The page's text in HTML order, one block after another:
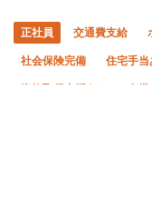
正社員 交通費支給
社会保険完備 住宅手当
資格取得支援あり 食
転